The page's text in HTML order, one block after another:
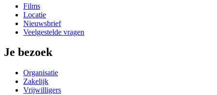
Films
Locatie
Nieuwsbrief
Veelgestelde vragen
Je bezoek
Organisatie
Zakelijk
Vrijwilligers